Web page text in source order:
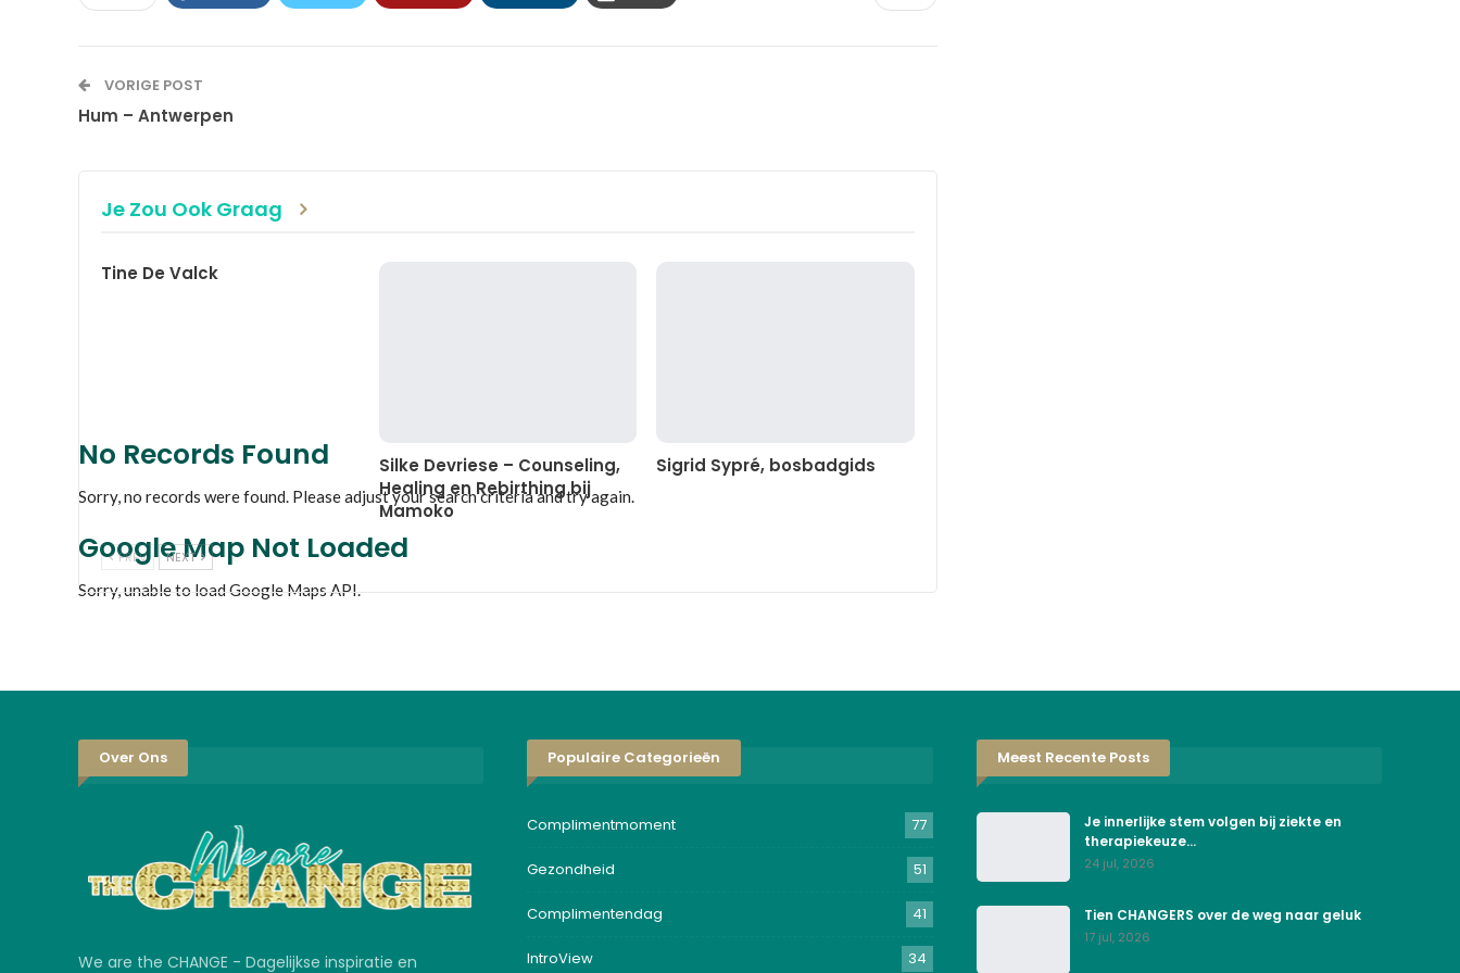
No Records Found
Sorry, no records were found. Please adjust your search criteria and try again.
Google Map Not Loaded
Sorry, unable to load Google Maps API.
VORIGE POST
Hum – Antwerpen
Je Zou Ook Graag
Tine De Valck
Silke Devriese – Counseling,
Healing en Rebirthing bij
Mamoko
Sigrid Sypré, bosbadgids
PREV NEXT
Over Ons
We are the CHANGE - Dagelijkse inspiratie en
Populaire Categorieën
Complimentmoment 77
Gezondheid 51
Complimentendag 41
IntroView 34
Meest Recente Posts
Je innerlijke stem volgen bij ziekte en
therapiekeuze…
24 jul, 2026
Tien CHANGERS over de weg naar geluk
17 jul, 2026